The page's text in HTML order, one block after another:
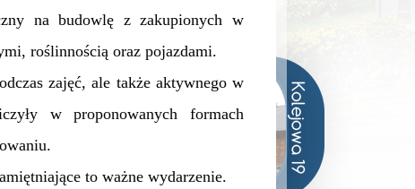
na budowlę z zakupionych w
roślinnością oraz pojazdami.
zajęć, ale także aktywnego w
w proponowanych formach
to ważne wydarzenie.